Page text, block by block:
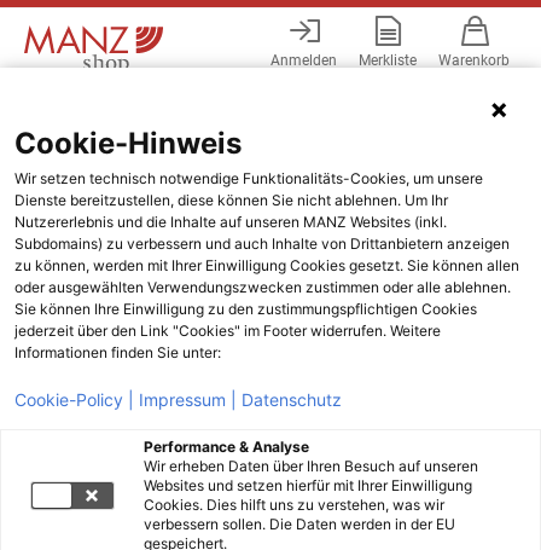
Anmelden Merkliste Warenkorb
Cookie-Hinweis
Wir setzen technisch notwendige Funktionalitäts-Cookies, um unsere
Dienste bereitzustellen, diese können Sie nicht ablehnen. Um Ihr
Nutzererlebnis und die Inhalte auf unseren MANZ Websites (inkl.
Subdomains) zu verbessern und auch Inhalte von Drittanbietern anzeigen
zu können, werden mit Ihrer Einwilligung Cookies gesetzt. Sie können allen
oder ausgewählten Verwendungszwecken zustimmen oder alle ablehnen.
Sie können Ihre Einwilligung zu den zustimmungspflichtigen Cookies
jederzeit über den Link "Cookies" im Footer widerrufen. Weitere
Informationen finden Sie unter:
Cookie-Policy | Impressum | Datenschutz
Performance & Analyse
Wir erheben Daten über Ihren Besuch auf unseren
Websites und setzen hierfür mit Ihrer Einwilligung
Cookies. Dies hilft uns zu verstehen, was wir
verbessern sollen. Die Daten werden in der EU
gespeichert.